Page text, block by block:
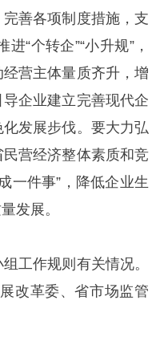
善各项制度措施，支
“个转企”“小升规”，
营主体量质齐升，增
企业建立完善现代企
发展步伐。要大力弘
营经济整体素质和竞
一件事”，降低企业生
发展。
工作规则有关情况。
改革委、省市场监管